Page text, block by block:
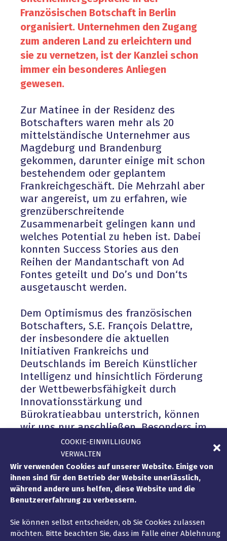
COOKIE-EINWILLIGUNG
VERWALTEN
Wir verwenden Cookies auf unserer Website. Einige von
ihnen sind für den Betrieb der Website unerlässlich,
während andere uns helfen, diese Website und die
Benutzererfahrung zu verbessern.
Sie können selbst entscheiden, ob Sie Cookies zulassen
möchten. Bitte beachten Sie, dass im Falle einer Ablehnung
Französischen Botschaft in Berlin
organisiert. Unternehmen den Zugang
zum anderen Land zu erleichtern und
sie zu vernetzen, ist der Kanzlei schon
immer ein besonderes Anliegen
gewesen.
Zur Matinee in der Residenz des
Botschafters waren mehr als 20
mittelständische Unternehmer aus
Magdeburg und Brandenburg
gekommen, darunter einige mit schon
bestehendem oder geplantem
Frankreichgeschäft. Die Mehrzahl aber
war angereist, um zu erfahren, wie
grenzüberschreitende
Zusammenarbeit gelingen kann und
welches Potential zu heben ist. Dabei
konnten Success Stories aus den
Reihen der Mandantschaft von Ad
Fontes geteilt und Do’s und Don‘ts
ausgetauscht werden.
Dem Optimismus des französischen
Botschafters, S.E. François Delattre,
der insbesondere die aktuellen
Initiativen Frankreichs und
Deutschlands im Bereich Künstlicher
Intelligenz und hinsichtlich Förderung
der Wettbewerbsfähigkeit durch
Innovationsstärkung und
Bürokratieabbau unterstrich, können
wir uns nur anschließen. Besonders im
Ohr ist einer der Eingangssätze des
Botschafters geblieben, der sehr gut
die Dynamik der Frankreich-Initiative
Ostdeutschland beschreibt:„Das
industrielle Erbe Ostdeutschlands kann
ein Hebel für die deutsch-französische
Zusammenarbeit sein“.